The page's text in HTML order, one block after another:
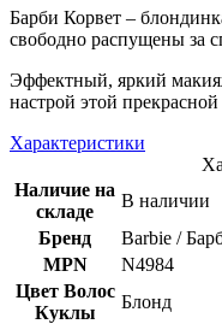
Барби Корвет –
свободно распущены за
Эффектный, яркий
настрой этой
Характеристики
Наличие на
складе
В наличии
Бренд
Barbie /
MPN
N4984
Цвет Волос
Куклы
Блонд